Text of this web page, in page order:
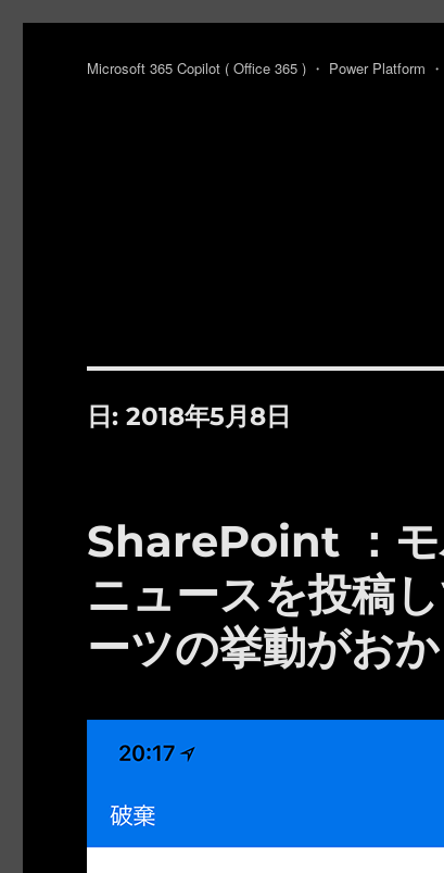
Microsoft 365 Copilot ( Office 365 ) ・ Power Platform
日:2018年5月8日
SharePoint ：モ
ニュースを投稿
ーツの挙動がお